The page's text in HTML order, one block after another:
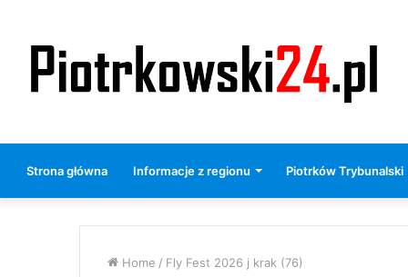
Strona główna Informacje z regionu Piotrków Trybunalski
Home / Fly Fest 2026 j krak (76)